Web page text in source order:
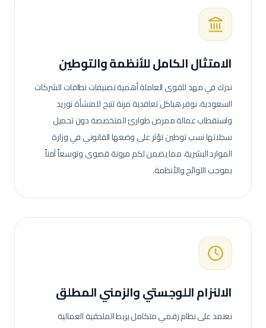
الامتثال الكامل للأنظمة والتوطين
ندرك في مهد للقوى العاملة أهمية تصنيفات نطاقات للشركات
السعودية. نوفر هياكل تعاقدية مرنة تتيح للمنشأة توريد
واستقطاب عمالةممرض طوارئالمتخصصة دون تحميل
سجلاتها نسب توطين تؤثر على وضعها القانوني في وزارة
الموارد البشرية، مما يضمن لكم مرونة قصوى وتوسعاً آمناً
بموجب اللوائح والأنظمة.
الالنزام اللوجستي والزمني المطلق
نعتمد على نظام رقمي متكامل يربط الملحقية العمالية